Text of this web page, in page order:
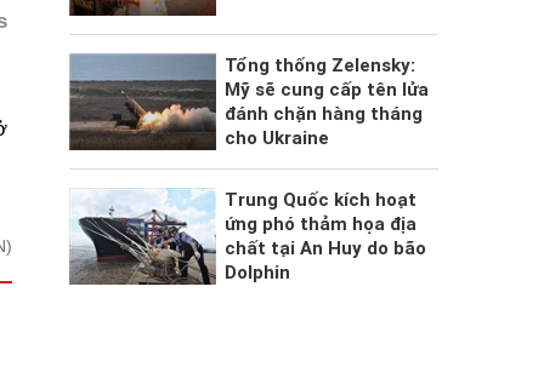
Tổng thống Zelensky:
Mỹ sẽ cung cấp tên lửa
đánh chặn hàng tháng
cho Ukraine
Trung Quốc kích hoạt
ứng phó thảm họa địa
chất tại An Huy do bão
Dolphin